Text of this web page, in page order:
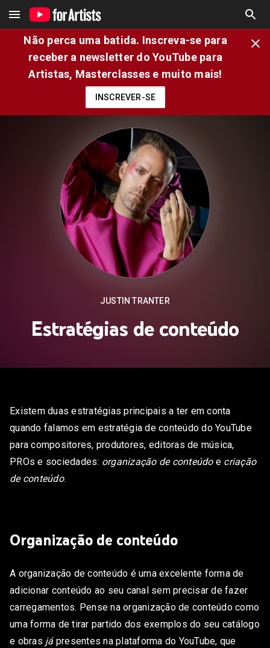
Não perca uma batida. Inscreva-se para
receber a newsletter do YouTube para
Artistas, Masterclasses e muito mais!
INSCREVER-SE
Estratégias de conteúdo
JUSTIN TRANTER
Existem duas estratégias principais a ter em conta
quando falamos em estratégia de conteúdo do YouTube
para compositores, produtores, editoras de música,
PROs e sociedades: organização de conteúdoe criação
de conteúdo.
Organização de conteúdo
A organização de conteúdo é uma excelente forma de
adicionar conteúdo ao seu canal sem precisar de fazer
carregamentos. Pense na organização de conteúdo como
uma forma de tirar partido dos exemplos do seu catálogo
e obras jápresentes na plataforma do YouTube, que